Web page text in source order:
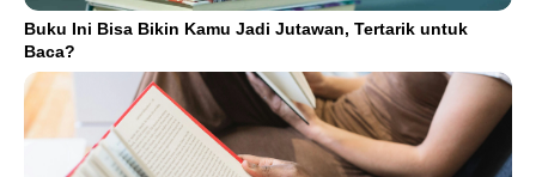
Buku Ini Bisa Bikin Kamu Jadi Jutawan, Tertarik untuk
Baca?